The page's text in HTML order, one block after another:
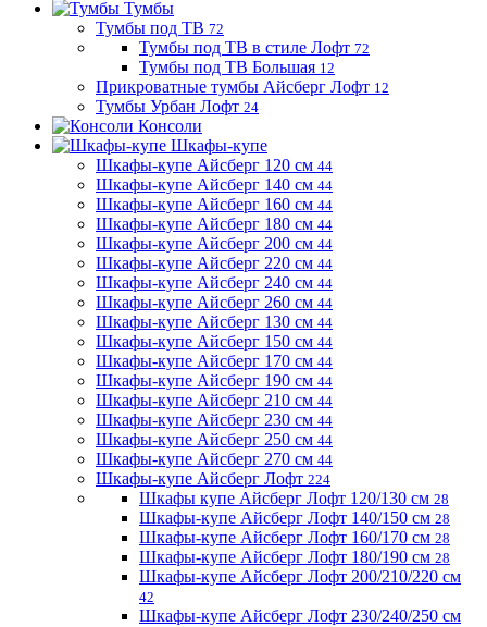
Тумбы
Тумбы под ТВ 72
Тумбы под ТВ в стиле Лофт 72
Тумбы под ТВ Большая 12
Прикроватные тумбы Айсберг Лофт 12
Тумбы Урбан Лофт 24
Консоли
Шкафы-купе
Шкафы-купе Айсберг 120 см 44
Шкафы-купе Айсберг 140 см 44
Шкафы-купе Айсберг 160 см 44
Шкафы-купе Айсберг 180 см 44
Шкафы-купе Айсберг 200 см 44
Шкафы-купе Айсберг 220 см 44
Шкафы-купе Айсберг 240 см 44
Шкафы-купе Айсберг 260 см 44
Шкафы-купе Айсберг 130 см 44
Шкафы-купе Айсберг 150 см 44
Шкафы-купе Айсберг 170 см 44
Шкафы-купе Айсберг 190 см 44
Шкафы-купе Айсберг 210 см 44
Шкафы-купе Айсберг 230 см 44
Шкафы-купе Айсберг 250 см 44
Шкафы-купе Айсберг 270 см 44
Шкафы-купе Айсберг Лофт 224
Шкафы купе Айсберг Лофт 120/130 см 28
Шкафы-купе Айсберг Лофт 140/150 см 28
Шкафы-купе Айсберг Лофт 160/170 см 28
Шкафы-купе Айсберг Лофт 180/190 см 28
Шкафы-купе Айсберг Лофт 200/210/220 см
42
Шкафы-купе Айсберг Лофт 230/240/250 см